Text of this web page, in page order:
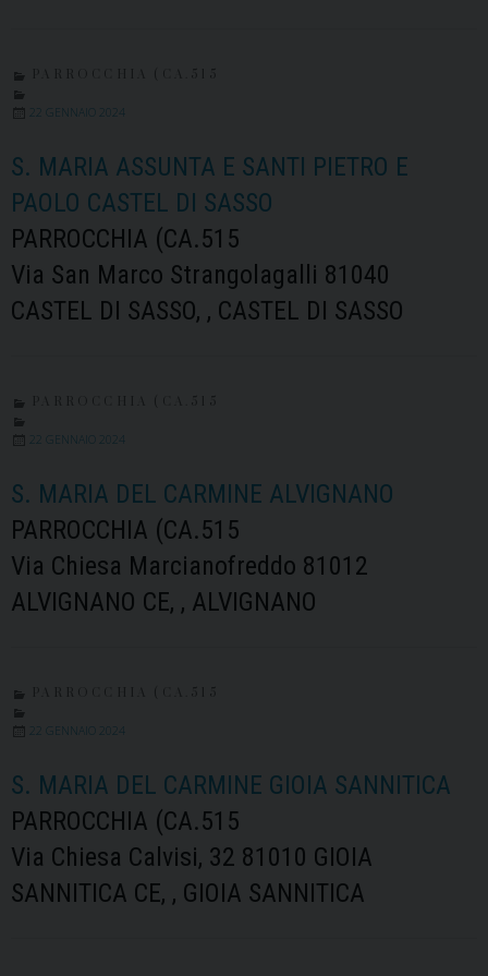
22 GENNAIO 2024
S. MARIA ASSUNTA E SANTI PIETRO E
PAOLO CASTEL DI SASSO
PARROCCHIA (CA.515
Via San Marco Strangolagalli 81040
CASTEL DI SASSO, , CASTEL DI SASSO
22 GENNAIO 2024
S. MARIA DEL CARMINE ALVIGNANO
PARROCCHIA (CA.515
Via Chiesa Marcianofreddo 81012
ALVIGNANO CE, , ALVIGNANO
22 GENNAIO 2024
S. MARIA DEL CARMINE GIOIA SANNITICA
PARROCCHIA (CA.515
Via Chiesa Calvisi, 32 81010 GIOIA
SANNITICA CE, , GIOIA SANNITICA